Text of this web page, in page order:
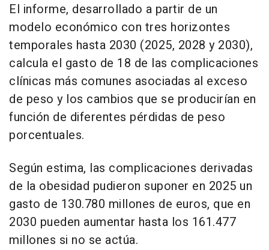
El informe, desarrollado a partir de un
modelo económico con tres horizontes
temporales hasta 2030 (2025, 2028 y 2030),
calcula el gasto de 18 de las complicaciones
clínicas más comunes asociadas al exceso
de peso y los cambios que se producirían en
función de diferentes pérdidas de peso
porcentuales.
Según estima, las complicaciones derivadas
de la obesidad pudieron suponer en 2025 un
gasto de 130.780 millones de euros, que en
2030 pueden aumentar hasta los 161.477
millones si no se actúa.